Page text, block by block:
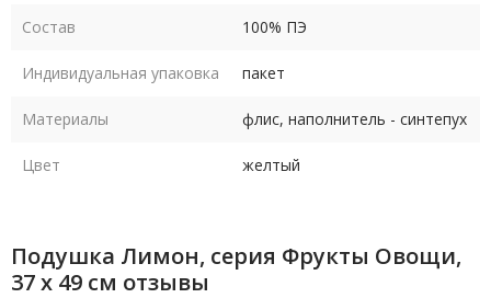
Состав 100% ПЭ
Индивидуальная упаковка пакет
Материалы флис, наполнитель - синтепух
Цвет желтый
Подушка Лимон, серия Фрукты Овощи,
37 х 49 см отзывы